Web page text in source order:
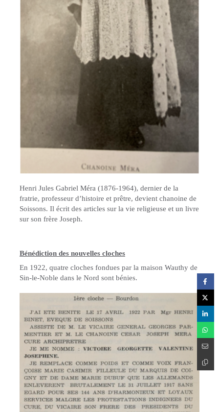
Henri Jules Gabriel Méra (1876-1964), dernier de la
fratrie, professeur d’histoire et prêtre, devient chanoine de
Soissons. Il écrit des articles sur la vie religieuse et un livre
sur son frère Joseph.
Bénédiction des nouvelles cloches
En 1922, quatre cloches fondues par la maison Wauthy de
Sin-le-Noble dans le Nord sont bénies.